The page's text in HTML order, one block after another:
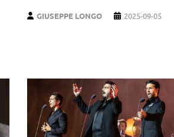
GIUSEPPE LONGO 2025-09-05